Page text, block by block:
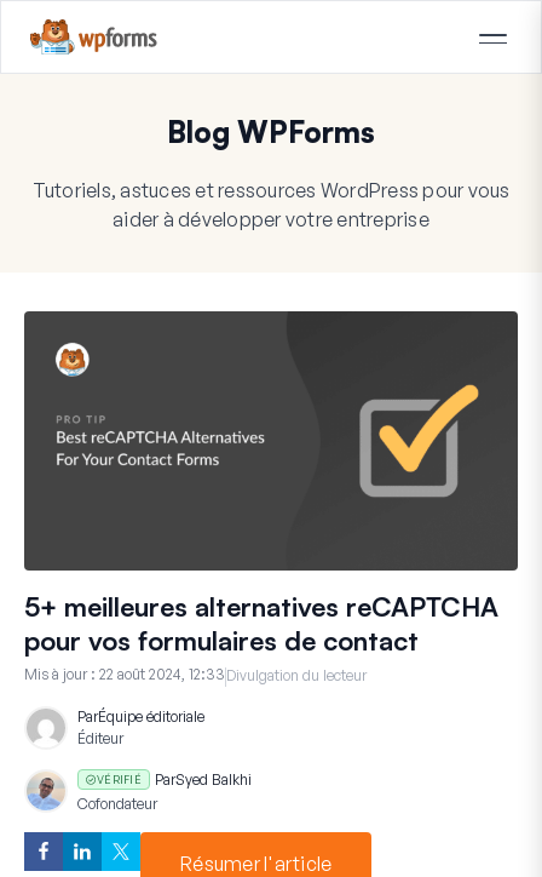
Blog WPForms
Tutoriels, astuces et ressources WordPress pour vous
aider à développer votre entreprise
5+ meilleures alternatives reCAPTCHA
pour vos formulaires de contact
Mis à jour : 22 août 2024, 12:33 Divulgation du lecteur
ParÉquipe éditoriale
Éditeur
VÉRIFIÉ ParSyed Balkhi
Cofondateur
Résumer l'article